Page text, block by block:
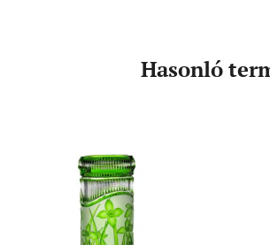
Hasonló